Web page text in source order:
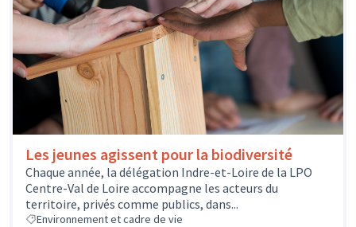
Les jeunes agissent pour la biodiversité
Chaque année, la délégation Indre-et-Loire de la LPO
Centre-Val de Loire accompagne les acteurs du
territoire, privés comme publics, dans...
Environnement et cadre de vie